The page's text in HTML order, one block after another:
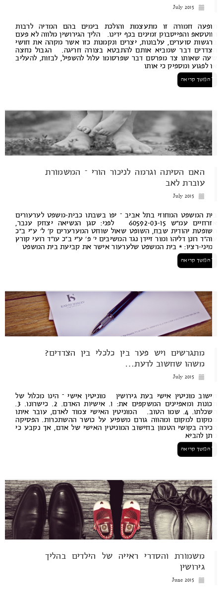
July 2015
חמורה זו מתעצמת והולכת בימים בהם המדיה לרבות
והפייסבוק זמינים בכף ידינו. הליך הגירושין מלווה לא פעם
סוערים, עלבונות, יצרים ונקמנות כזו אשר מקהה את חושי
דבר שמביא אותם להתבטא בצורה חריגה. הגבול נחצה
שאותו צד מפרסם דבר שפרסומו עלול להשפיל, לבזות, להעליב
לפגוע ומספיק כי אותו
המשך קריאה
האם הסיתה וגרמה לניכור הורי – המשמורת
עוברת לאב
July 2015
המשפט המחוזי בתל אביב – יפו בשבתו כבית-משפט לערעורים
אזרחיים עמ”ש 60592-03-15 לפני: סגן הנשיאה יצחק ענבר,
יהודית שבח, השופט שאול שוחט המערערים ק’ ל’ ע”י ב”כ
רונן דליהו ומור זיידן נגד המשיבים י’ פ’ ע”י ב”כ עו”ד רועי קורץ
רציו: * בית המשפט שלערעור אישר את קביעת בית המשפט
המשך קריאה
מתגרשים ויש פער בין כלכלי בין הצדדים?
משהו שחשוב לדעת…
July 2015
מוניטין אישי בעת גירושין מוניטין אישי – הינו מכלול של
תכונות ומאפיינים המשקפים את: 1. אישיות האדם. 2. כישרונו. 3.
השכלתו. 4. שמו הטוב. המוניטין האישי צמוד לאדם, עובר איתו
למקום ומהווה גורם משפיע על כושר ההשתכרות. הפסיקה
בקושי הטמון בחישוב המוניטין האישי של אדם, אך נקבע כי
להביא
המשך קריאה
משמורת והסדרי ראייה של הילדים בהליך
גירושין
June 2015